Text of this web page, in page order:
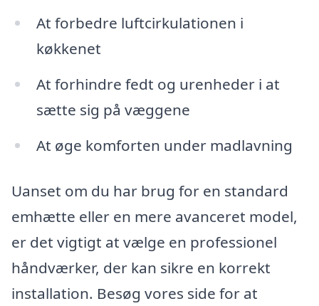
At forbedre luftcirkulationen i
køkkenet
At forhindre fedt og urenheder i at
sætte sig på væggene
At øge komforten under madlavning
Uanset om du har brug for en standard
emhætte eller en mere avanceret model,
er det vigtigt at vælge en professionel
håndværker, der kan sikre en korrekt
installation. Besøg vores side for at